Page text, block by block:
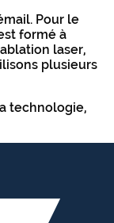
Pour le
formé à
laser,
plusieurs
technologie,